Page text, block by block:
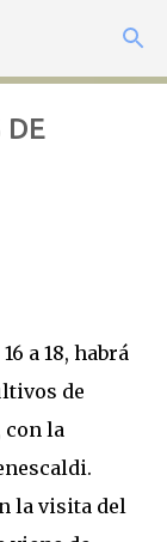
DE
a 18, habrá
de
con la
la visita del